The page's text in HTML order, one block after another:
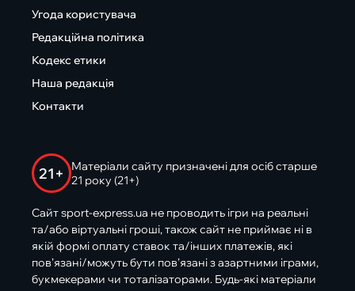
Угода користувача
Редакційна політика
Кодекс етики
Наша редакція
Контакти
21+
Матеріали сайту призначені для осіб старше
21 року (21+)
Сайт sport-express.ua не проводить ігри на реальні
та/або віртуальні гроші, також сайт не приймає ні в
якій формі оплату ставок та/інших платежів, які
пов’язані/можуть бути пов’язані з азартними іграми,
букмекерами чи тоталізаторами. Будь-які матеріали